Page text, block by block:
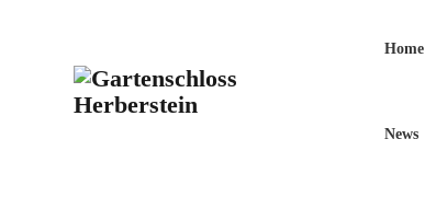
Home
News